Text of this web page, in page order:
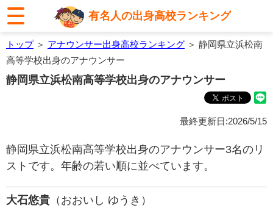
有名人の出身高校ランキング
トップ＞ アナウンサー出身高校ランキング ＞ 静岡県立浜松南
高等学校出身のアナウンサー
静岡県立浜松南高等学校出身のアナウンサー
最終更新日:2026/5/15
静岡県立浜松南高等学校出身のアナウンサー3名のリ
ストです。年齢の若い順に並べています。
大石悠貴 （おおいし ゆうき）